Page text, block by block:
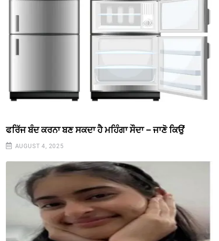
ਫਰਿੱਜ ਬੰਦ ਕਰਨਾ ਬਣ ਸਕਦਾ ਹੈ ਮਹਿੰਗਾ ਸੌਦਾ – ਜਾਣੋ ਕਿਉਂ
AUGUST 4, 2025